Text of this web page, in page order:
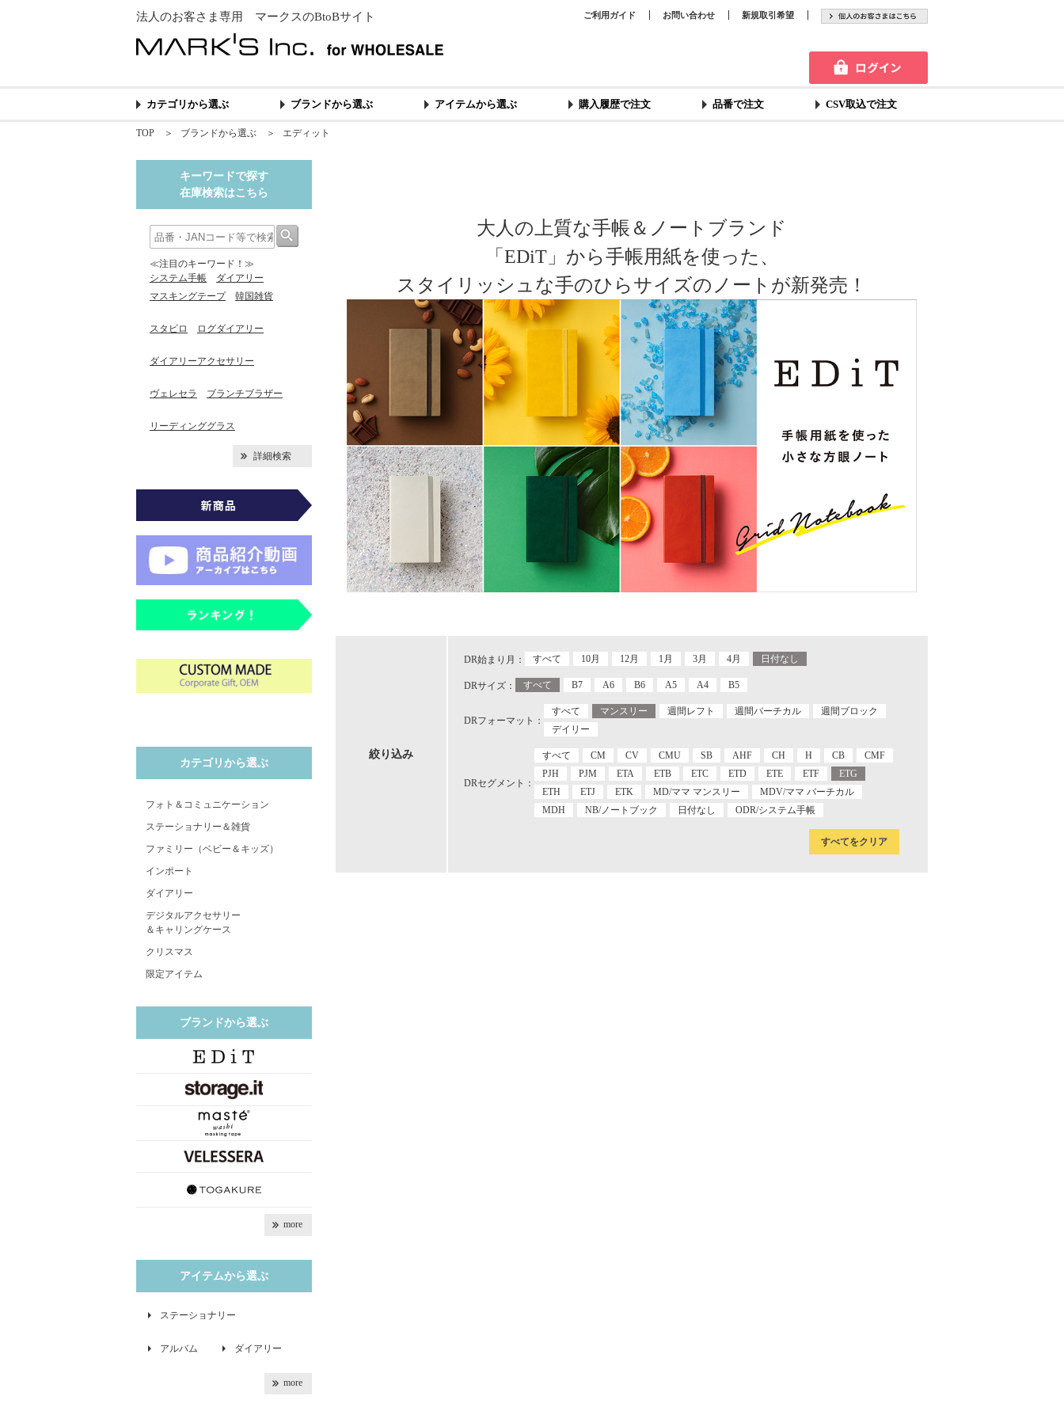
法人のお客さま専用 マークスのBtoBサイト ご利用ガイド お問い合わせ 新規取引希望
カテゴリから選ぶ ブランドから選ぶ アイテムから選ぶ 購入履歴で注文 品番で注文 CSV取込で注文
TOP ＞ ブランドから選ぶ ＞ エディット
大人の上質な手帳＆ノートブランド
「EDiT」から手帳用紙を使った、
スタイリッシュな手のひらサイズのノートが新発売！
絞り込み
DR始まり月： すべて 10月 12月 1月 3月 4月 日付なし
DRサイズ： すべて B7 A6 B6 A5 A4 B5
DRフォーマット：
すべて マンスリー 週間レフト 週間バーチカル
週間ブロック
デイリー
DRセグメント：
すべて CM CV CMU SB AHF CH H CB
CMF
PJH
PJM ETA ETB ETC ETD ETE ETF
ETG
ETH
ETJ ETK MD/ママ マンスリー
MDV/ママ バーチカル
MDH
NB/ノートブック 日付なし ODR/システム手帳
すべてをクリア
キーワードで探す
在庫検索はこちら
≪注目のキーワード！≫
システム手帳
ダイアリー
マスキングテープ
韓国雑貨
スタビロ ログダイアリー
ダイアリーアクセサリー
ヴェレセラ ブランチブラザー
リーディンググラス
詳細検索
カテゴリから選ぶ
フォト＆コミュニケーション
ステーショナリー＆雑貨
ファミリー（ベビー＆キッズ）
インポート
ダイアリー
デジタルアクセサリー
＆キャリングケース
クリスマス
限定アイテム
ブランドから選ぶ
more
アイテムから選ぶ
ステーショナリー
アルバム ダイアリー
more